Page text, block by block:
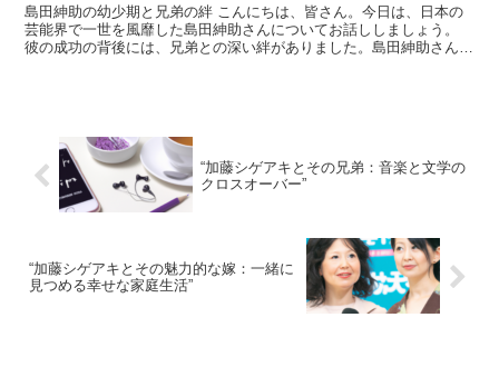
島田紳助の幼少期と兄弟の絆 こんにちは、皆さん。今日は、日本の
芸能界で一世を風靡した島田紳助さんについてお話ししましょう。
彼の成功の背後には、兄弟との深い絆がありました。島田紳助さん
“加藤シゲアキとその兄弟：音楽と文学の
クロスオーバー”
“加藤シゲアキとその魅力的な嫁：一緒に
見つめる幸せな家庭生活”